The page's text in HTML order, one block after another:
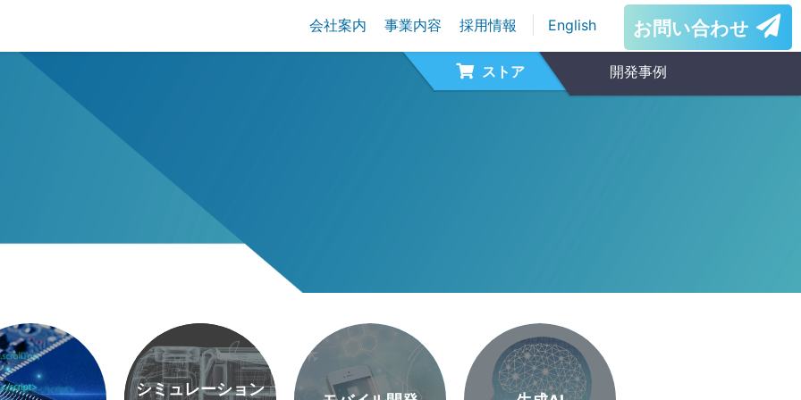
会社案内 事業内容 採用情報 English お問い合わせ
ストア 開発事例
シミュレーション